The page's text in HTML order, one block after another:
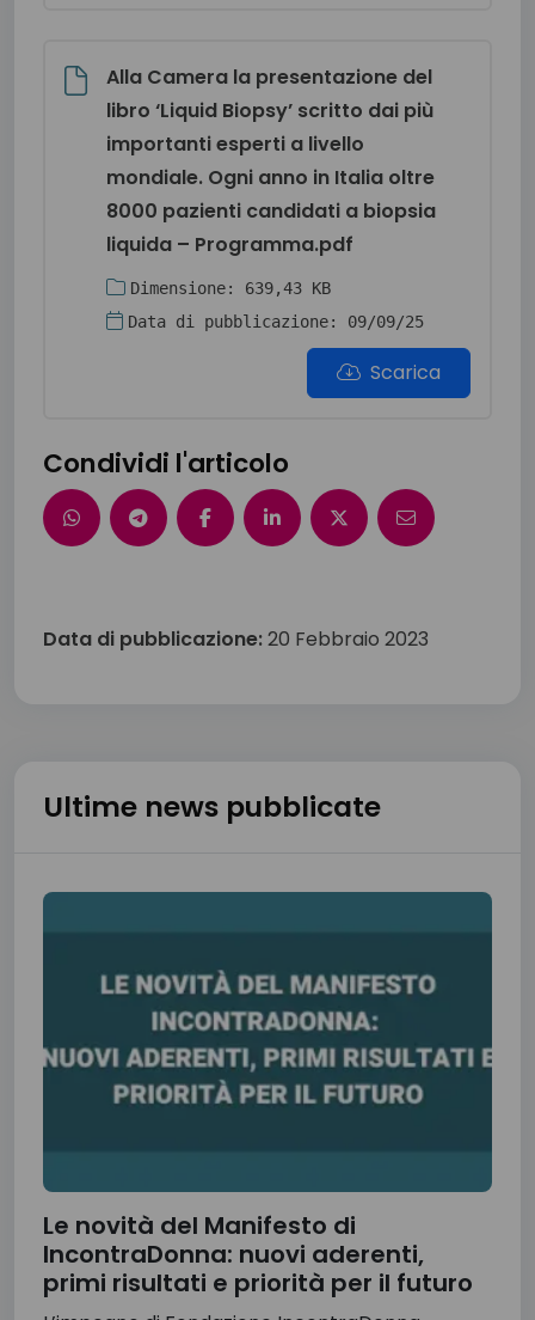
Alla Camera la presentazione del
libro ‘Liquid Biopsy’ scritto dai più
importanti esperti a livello
mondiale. Ogni anno in Italia oltre
8000 pazienti candidati a biopsia
liquida – Programma.pdf
Dimensione: 639,43 KB
Data di pubblicazione: 09/09/25
Scarica
Condividi l'articolo
Data di pubblicazione:20 Febbraio 2023
Ultime news pubblicate
Le novità del Manifesto di
IncontraDonna: nuovi aderenti,
primi risultati e priorità per il futuro